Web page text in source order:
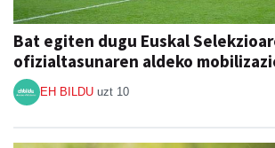
Bat egiten dugu Euskal
ofizialtasunaren aldeko
EH BILDU uzt 10